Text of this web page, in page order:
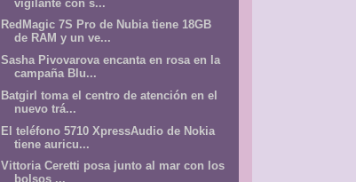
vigilante con s...
RedMagic 7S Pro de Nubia tiene 18GB
de RAM y un ve...
Sasha Pivovarova encanta en rosa en la
campaña Blu...
Batgirl toma el centro de atención en el
nuevo trá...
El teléfono 5710 XpressAudio de Nokia
tiene auricu...
Vittoria Ceretti posa junto al mar con los
bolsos ...